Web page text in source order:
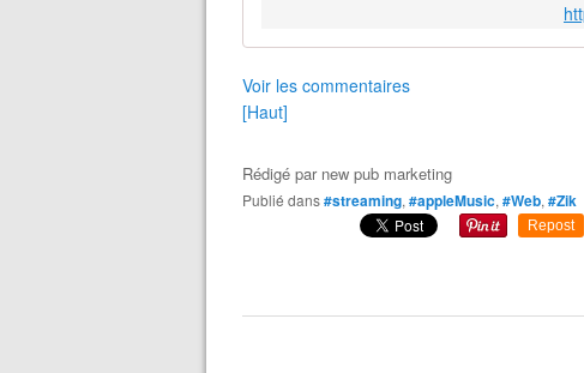
Voir les commentaires
[Haut]
Rédigé par new pub marketing
Publié dans#streaming, #appleMusic, #Web, #Zik
Repost